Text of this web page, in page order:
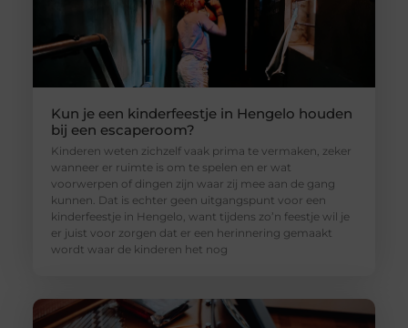
Kun je een kinderfeestje in Hengelo houden
bij een escaperoom?
Kinderen weten zichzelf vaak prima te vermaken, zeker
wanneer er ruimte is om te spelen en er wat
voorwerpen of dingen zijn waar zij mee aan de gang
kunnen. Dat is echter geen uitgangspunt voor een
kinderfeestje in Hengelo, want tijdens zo’n feestje wil je
er juist voor zorgen dat er een herinnering gemaakt
wordt waar de kinderen het nog